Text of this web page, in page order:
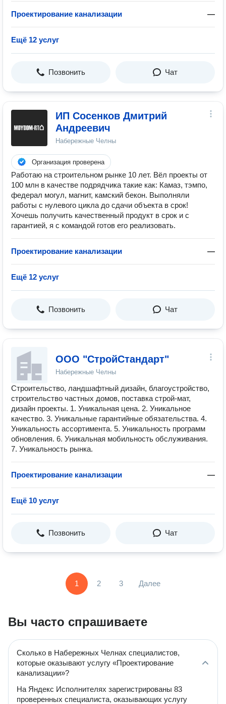
Проектирование канализации —
Ещё 12 услуг
Позвонить Чат
ИП Сосенков Дмитрий
Андреевич
Набережные Челны
Организация проверена
Работаю на строительном рынке 10 лет. Вёл проекты от
100 млн в качестве подрядчика такие как: Камаз, тэмпо,
федерал могул, магнит, камский бекон. Выполняли
работы с нулевого цикла до сдачи объекта в срок!
Хочешь получить качественный продукт в срок и с
гарантией, я с командой готов его реализовать.
Проектирование канализации —
Ещё 12 услуг
Позвонить Чат
ООО "СтройСтандарт"
Набережные Челны
Строительство, ландшафтный дизайн, благоустройство,
строительство частных домов, поставка строй-мат,
дизайн проекты. 1. Уникальная цена. 2. Уникальное
качество. 3. Уникальные гарантийные обязательства. 4.
Уникальность ассортимента. 5. Уникальность программ
обновления. 6. Уникальная мобильность обслуживания.
7. Уникальность рынка.
Проектирование канализации —
Ещё 10 услуг
Позвонить Чат
1 2 3 Далее
Вы часто спрашиваете
Сколько в Набережных Челнах специалистов,
которые оказывают услугу «Проектирование
канализации»?
На Яндекс Исполнителях зарегистрированы 83
проверенных специалиста, оказывающих услугу